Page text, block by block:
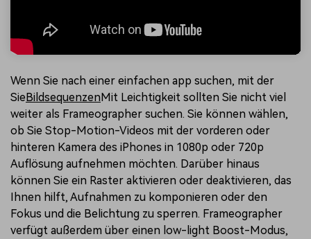
Wenn Sie nach einer einfachen app suchen, mit der
SieBildsequenzenMit Leichtigkeit sollten Sie nicht viel
weiter als Frameographer suchen. Sie können wählen,
ob Sie Stop-Motion-Videos mit der vorderen oder
hinteren Kamera des iPhones in 1080p oder 720p
Auflösung aufnehmen möchten. Darüber hinaus
können Sie ein Raster aktivieren oder deaktivieren, das
Ihnen hilft, Aufnahmen zu komponieren oder den
Fokus und die Belichtung zu sperren. Frameographer
verfügt außerdem über einen low-light Boost-Modus,